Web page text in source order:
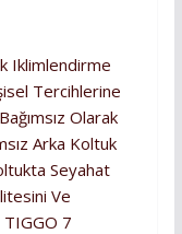
Iklimlendirme
Tercihlerine
Olarak
Arka Koltuk
Seyahat
Ve
TIGGO 7